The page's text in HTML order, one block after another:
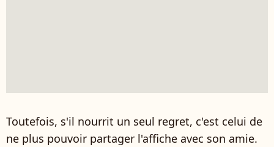
Toutefois, s'il nourrit un seul regret, c'est celui de
ne plus pouvoir partager l'affiche avec son amie.